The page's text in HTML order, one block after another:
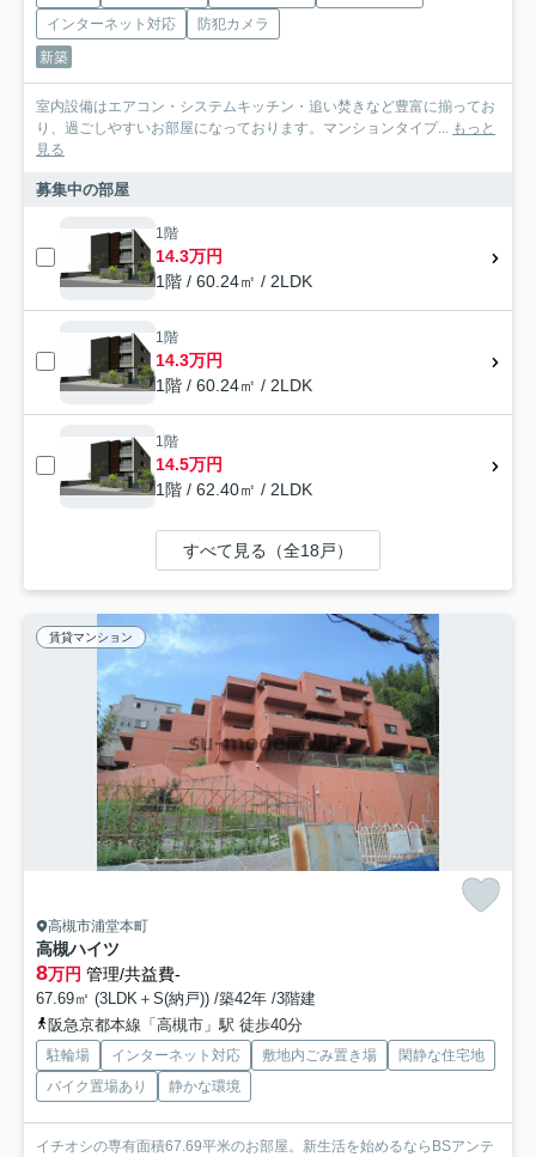
インターネット対応
防犯カメラ
新築
室内設備はエアコン・システムキッチン・追い焚きなど豊富に揃ってお
り、過ごしやすいお部屋になっております。マンションタイプ...
もっと
見る
募集中の部屋
1階
14.3万円
1階 / 60.24㎡ / 2LDK
1階
14.3万円
1階 / 60.24㎡ / 2LDK
1階
14.5万円
1階 / 62.40㎡ / 2LDK
すべて見る（全18戸）
賃貸マンション
高槻市浦堂本町
高槻ハイツ
8万円 管理/共益費-
67.69㎡ (3LDK＋S(納戸)) /築42年 /3階建
阪急京都本線「高槻市」駅 徒歩40分
駐輪場 インターネット対応 敷地内ごみ置き場
閑静な住宅地
バイク置場あり
静かな環境
イチオシの専有面積67.69平米のお部屋。新生活を始めるならBSアンテ